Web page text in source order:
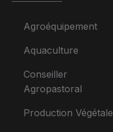
Agroéquipement
Aquaculture
Conseiller
Agropastoral
Production Végétale